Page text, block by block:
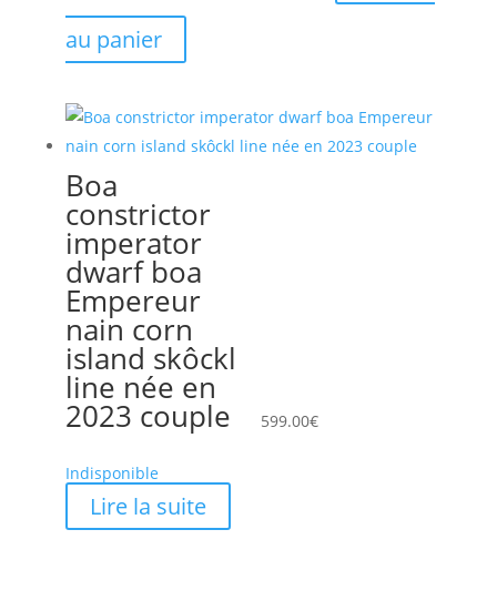
au panier
Boa
constrictor
imperator
dwarf boa
Empereur
nain corn
island skôckl
line née en
2023 couple 599.00€
Indisponible
Lire la suite